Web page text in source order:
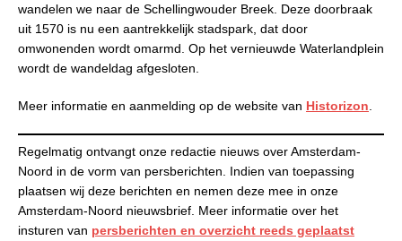
wandelen we naar de Schellingwouder Breek. Deze doorbraak
uit 1570 is nu een aantrekkelijk stadspark, dat door
omwonenden wordt omarmd. Op het vernieuwde Waterlandplein
wordt de wandeldag afgesloten.
Meer informatie en aanmelding op de website van Historizon
Regelmatig ontvangt onze redactie nieuws over Amsterdam-
Noord in de vorm van persberichten. Indien van toepassing
plaatsen wij deze berichten en nemen deze mee in onze
Amsterdam-Noord nieuwsbrief. Meer informatie over het
insturen van persberichten en overzicht reeds geplaatst